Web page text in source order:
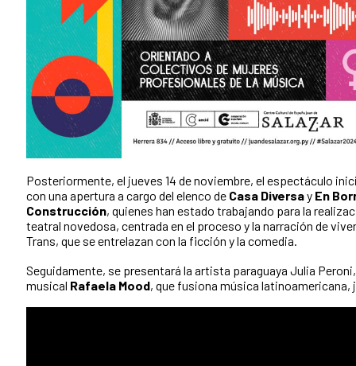
Posteriormente, el jueves 14 de noviembre, el espectáculo
con una apertura a cargo del elenco de Casa Diversay En
Construcción, quienes han estado trabajando para la
teatral novedosa, centrada en el proceso y la narración de
Trans, que se entrelazan con la ficción y la comedia.
Seguidamente, se presentará la artista paraguaya Julia
musical Rafaela Mood, que fusiona música latinoamericana,